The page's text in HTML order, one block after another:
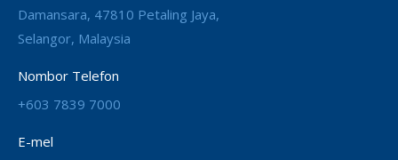
Damansara, 47810 Petaling Jaya,
Selangor, Malaysia
Nombor Telefon
+603 7839 7000
E-mel